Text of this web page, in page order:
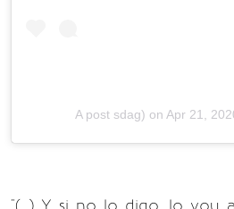
A post sdag) on Apr 21,